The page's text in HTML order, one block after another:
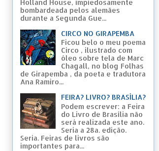
Holland House, impiedosamente
bombardeada pelos alemães
durante a Segunda Gue...
CIRCO NO GIRAPEMBA
Ficou belo o meu poema
Circo , ilustrado com
óleo sobre tela de Marc
Chagall, no blog Folhas
de Girapemba , da poeta e tradutora
Ana Ramiro...
FEIRA? LIVRO? BRASÍLIA?
Podem escrever: a Feira
do Livro de Brasília não
será realizada este ano.
Seria a 28a. edição.
Seria. Feiras de livros são
importantes para...